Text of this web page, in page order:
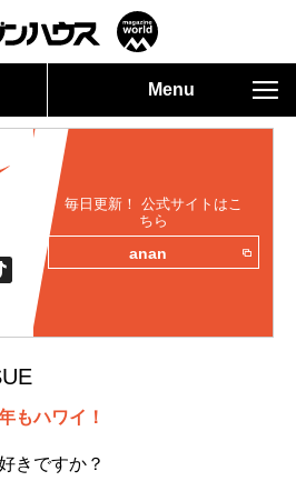
Menu
毎日更新！ 公式サイトはこ
ちら
anan
もハワイ！
きですか？